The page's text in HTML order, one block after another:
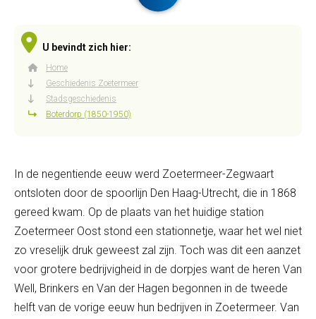
U bevindt zich hier:
Home
Geschiedenis Zoetermeer
Stadsgeschiedenis
Boterdorp (1850-1950)
In de negentiende eeuw werd Zoetermeer-Zegwaart
ontsloten door de spoorlijn Den Haag-Utrecht, die in 1868
gereed kwam. Op de plaats van het huidige station
Zoetermeer Oost stond een stationnetje, waar het wel niet
zo vreselijk druk geweest zal zijn. Toch was dit een aanzet
voor grotere bedrijvigheid in de dorpjes want de heren Van
Well, Brinkers en Van der Hagen begonnen in de tweede
helft van de vorige eeuw hun bedrijven in Zoetermeer. Van